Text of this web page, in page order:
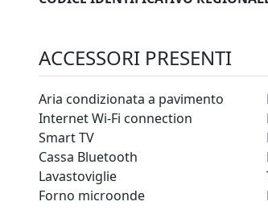
ACCESSORI PRESENTI
Aria condizionata a pavimento
Internet Wi-Fi connection
Smart TV
Cassa Bluetooth
Lavastoviglie
Forno microonde